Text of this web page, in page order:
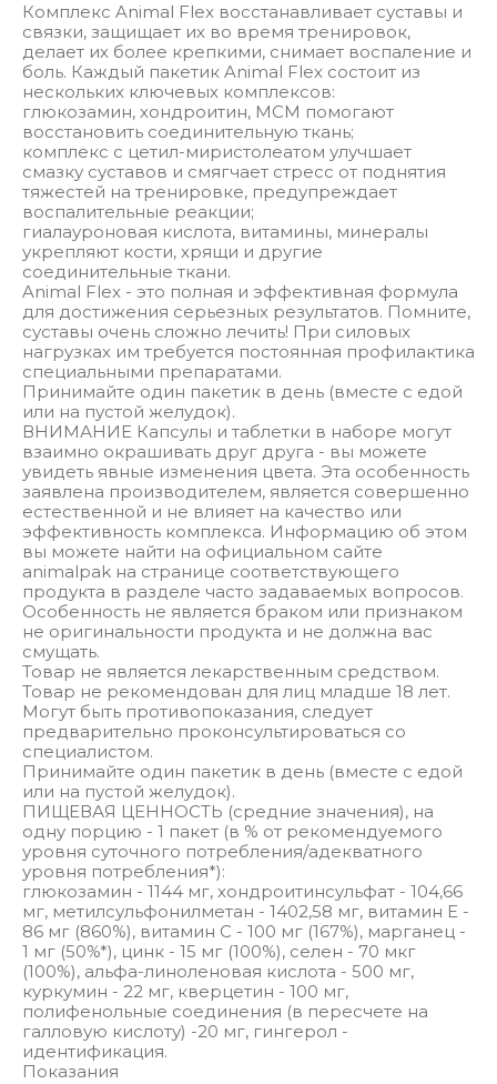
Комплекс Animal Flex восстанавливает суставы и
связки, защищает их во время тренировок,
делает их более крепкими, снимает воспаление и
боль. Каждый пакетик Animal Flex состоит из
нескольких ключевых комплексов:
глюкозамин, хондроитин, МСМ помогают
восстановить соединительную ткань;
комплекс с цетил-миристолеатом улучшает
смазку суставов и смягчает стресс от поднятия
тяжестей на тренировке, предупреждает
воспалительные реакции;
гиалауроновая кислота, витамины, минералы
укрепляют кости, хрящи и другие
соединительные ткани.
Animal Flex - это полная и эффективная формула
для достижения серьезных результатов. Помните,
суставы очень сложно лечить! При силовых
нагрузках им требуется постоянная профилактика
специальными препаратами.
Принимайте один пакетик в день (вместе с едой
или на пустой желудок).
ВНИМАНИЕ Капсулы и таблетки в наборе могут
взаимно окрашивать друг друга - вы можете
увидеть явные изменения цвета. Эта особенность
заявлена производителем, является совершенно
естественной и не влияет на качество или
эффективность комплекса. Информацию об этом
вы можете найти на официальном сайте
animalpak на странице соответствующего
продукта в разделе часто задаваемых вопросов.
Особенность не является браком или признаком
не оригинальности продукта и не должна вас
смущать.
Товар не является лекарственным средством.
Товар не рекомендован для лиц младше 18 лет.
Могут быть противопоказания, следует
предварительно проконсультироваться со
специалистом.
Принимайте один пакетик в день (вместе с едой
или на пустой желудок).
ПИЩЕВАЯ ЦЕННОСТЬ (средние значения), на
одну порцию - 1 пакет (в % от рекомендуемого
уровня суточного потребления/адекватного
уровня потребления*):
глюкозамин - 1144 мг, хондроитинсульфат - 104,66
мг, метилсульфонилметан - 1402,58 мг, витамин Е -
86 мг (860%), витамин С - 100 мг (167%), марганец -
1 мг (50%*), цинк - 15 мг (100%), селен - 70 мкг
(100%), альфа-линоленовая кислота - 500 мг,
куркумин - 22 мг, кверцетин - 100 мг,
полифенольные соединения (в пересчете на
галловую кислоту) -20 мг, гингерол -
идентификация.
Показания